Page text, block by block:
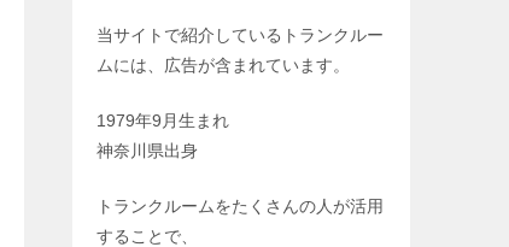
当サイトで紹介しているトランクルー
ムには、広告が含まれています。
1979年9月生まれ
神奈川県出身
トランクルームをたくさんの人が活用
することで、